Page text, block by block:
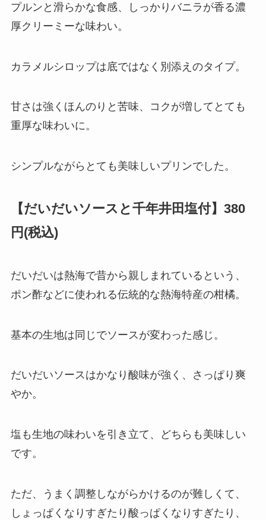
プルンと滑らかな食感、しっかりバニラが香る濃
厚クリーミーな味わい。
カラメルシロップは底ではなく別添えのタイプ。
甘さは強くほんのりと苦味、コクが増してとても
重厚な味わいに。
シンプルながらとても美味しいプリンでした。
【だいだいソースと千年井田塩付】380
円(税込)
だいだいは熱海で昔から親しまれているという、
ポン酢などに使われる伝統的な熱海特産の柑橘。
基本の生地は同じでソースが変わった感じ。
だいだいソースはかなり酸味が強く、さっぱり爽
やか。
塩も生地の味わいを引き立て、どちらも美味しい
です。
ただ、うまく調整しながらかけるのが難しくて、
しょっぱくなりすぎたり酸っぱくなりすぎたり、